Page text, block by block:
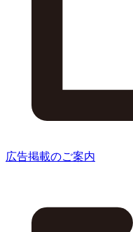
広告掲載のご案内